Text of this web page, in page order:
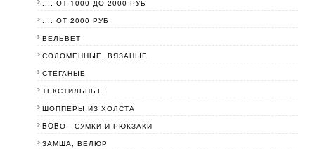
.... ОТ 1000 ДО 2000 РУБ
.... ОТ 2000 РУБ
ВЕЛЬВЕТ
СОЛОМЕННЫЕ, ВЯЗАНЫЕ
СТЕГАНЫЕ
ТЕКСТИЛЬНЫЕ
ШОППЕРЫ ИЗ ХОЛСТА
BOBО - СУМКИ И РЮКЗАКИ
ЗАМША, ВЕЛЮР